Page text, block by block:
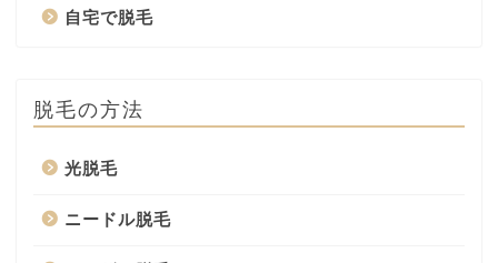
自宅で脱毛
脱毛の方法
光脱毛
ニードル脱毛